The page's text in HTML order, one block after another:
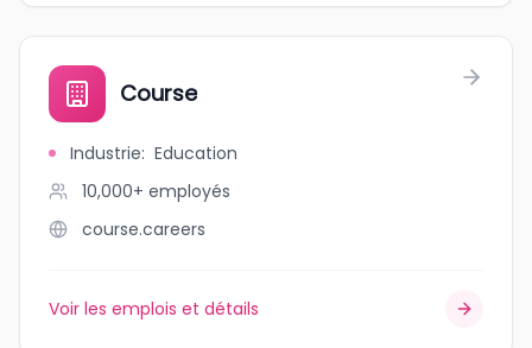
Course
Industrie: Education
10,000+ employés
course.careers
Voir les emplois et détails